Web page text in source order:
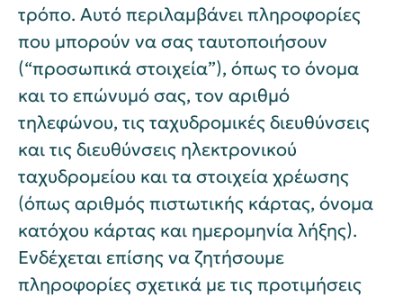
τρόπο. Αυτό περιλαμβάνει πληροφορίες
που μπορούν να σας ταυτοποιήσουν
(“προσωπικά στοιχεία”), όπως το όνομα
και το επώνυμό σας, τον αριθμό
τηλεφώνου, τις ταχυδρομικές διευθύνσεις
και τις διευθύνσεις ηλεκτρονικού
ταχυδρομείου και τα στοιχεία χρέωσης
(όπως αριθμός πιστωτικής κάρτας, όνομα
κατόχου κάρτας και ημερομηνία λήξης).
Ενδέχεται επίσης να ζητήσουμε
πληροφορίες σχετικά με τις προτιμήσεις